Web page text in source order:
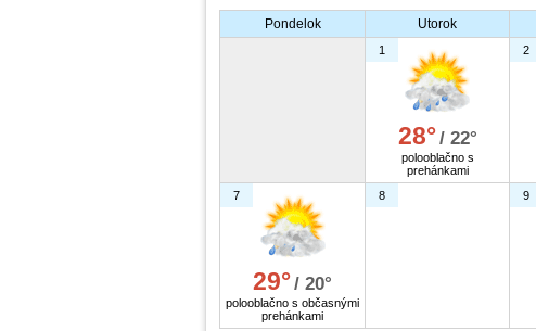
Pondelok Utorok
1
28°/ 22°
polooblačno s
prehánkami
2
7
29°/ 20°
polooblačno s občasnými
prehánkami
8 9